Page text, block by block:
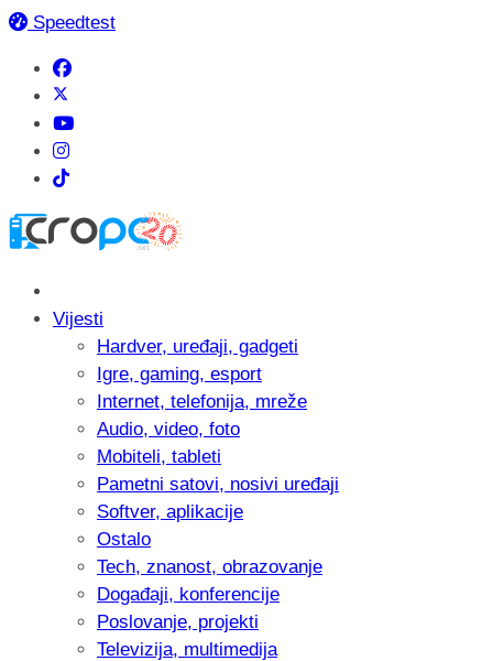
Speedtest
Vijesti
Hardver, uređaji, gadgeti
Igre, gaming, esport
Internet, telefonija, mreže
Audio, video, foto
Mobiteli, tableti
Pametni satovi, nosivi uređaji
Softver, aplikacije
Ostalo
Tech, znanost, obrazovanje
Događaji, konferencije
Poslovanje, projekti
Televizija, multimedija